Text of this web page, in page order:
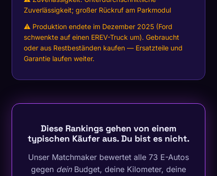
Zuverlässigkeit; großer Rückruf am Parkmodul
⚠ Produktion endete im Dezember 2025 (Ford
schwenkte auf einen EREV-Truck um). Gebraucht
oder aus Restbeständen kaufen — Ersatzteile und
Garantie laufen weiter.
Diese Rankings gehen von einem
typischen Käufer aus. Du bist es nicht.
Unser Matchmaker bewertet alle 73 E-Autos
gegen deinBudget, deine Kilometer, deine